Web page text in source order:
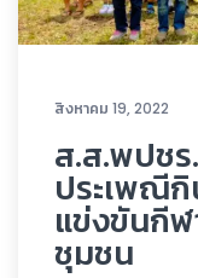
สิงหาคม 19, 2022
ส.ส.พปช
ประเพณีกิ
แข่งขันกี
ชุมชน